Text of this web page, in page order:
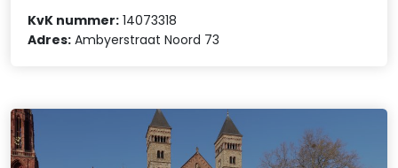
KvK nummer: 14073318
Adres: Ambyerstraat Noord 73